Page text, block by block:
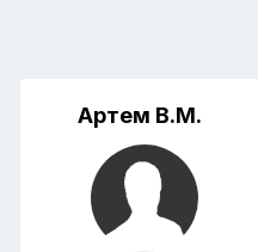
Артем B.M.